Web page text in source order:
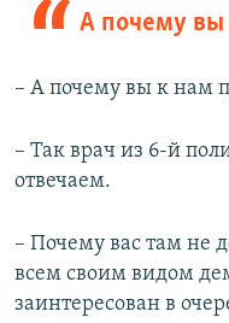
А почему
– А почему вы к нам
– Так врач из 6-й
отвечаем.
– Почему вас там не
всем своим видом
заинтересован в